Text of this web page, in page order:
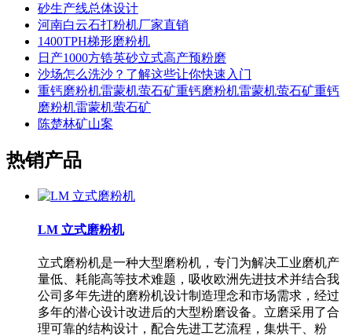
砂生产线总体设计
河南白云石打粉机厂家直销
1400TPH梯形磨粉机
日产1000方锆英砂立式高产预粉磨
沙场怎么洗沙？了解这些让你快速入门
重钙磨粉机雷蒙机萤石矿重钙磨粉机雷蒙机萤石矿重钙
磨粉机雷蒙机萤石矿
陈楚林矿山案
热销产品
LM 立式磨粉机
立式磨粉机是一种大型磨粉机，专门为解决工业磨机产
量低、耗能高等技术难题，吸收欧洲先进技术并结合我
公司多年先进的磨粉机设计制造理念和市场需求，经过
多年的潜心设计改进后的大型粉磨设备。立磨采用了合
理可靠的结构设计，配合先进工艺流程，集烘干、粉